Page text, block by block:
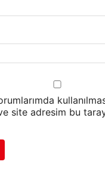
site adresim bu